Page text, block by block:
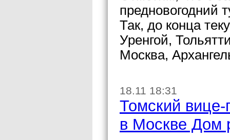
предновогодний
Так, до конца
Уренгой,
Москва,
18.11 18:31
Томский вице-
в Москве Дом